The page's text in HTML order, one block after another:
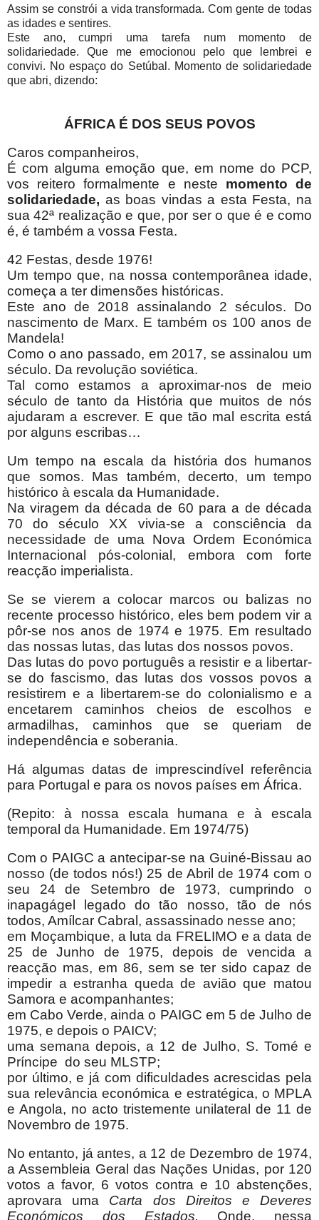
Assim se constrói a vida transformada. Com gente de todas
as idades e sentires.
Este ano, cumpri uma tarefa num momento de
solidariedade. Que me emocionou pelo que lembrei e
convivi. No espaço do Setúbal. Momento de solidariedade
que abri, dizendo:
ÁFRICA É DOS SEUS POVOS
Caros companheiros,
É com alguma emoção que, em nome do PCP,
vos reitero formalmente e neste momento de
solidariedade, as boas vindas a esta Festa, na
sua 42ª realização e que, por ser o que é e como
é, é também a vossa Festa.
42 Festas, desde 1976!
Um tempo que, na nossa contemporânea idade,
começa a ter dimensões históricas.
Este ano de 2018 assinalando 2 séculos. Do
nascimento de Marx. E também os 100 anos de
Mandela!
Como o ano passado, em 2017, se assinalou um
século. Da revolução soviética.
Tal como estamos a aproximar-nos de meio
século de tanto da História que muitos de nós
ajudaram a escrever. E que tão mal escrita está
por alguns escribas…
Um tempo na escala da história dos humanos
que somos. Mas também, decerto, um tempo
histórico à escala da Humanidade.
Na viragem da década de 60 para a de década
70 do século XX vivia-se a consciência da
necessidade de uma Nova Ordem Económica
Internacional pós-colonial, embora com forte
reacção imperialista.
Se se vierem a colocar marcos ou balizas no
recente processo histórico, eles bem podem vir a
pôr-se nos anos de 1974 e 1975. Em resultado
das nossas lutas, das lutas dos nossos povos.
Das lutas do povo português a resistir e a libertar-
se do fascismo, das lutas dos vossos povos a
resistirem e a libertarem-se do colonialismo e a
encetarem caminhos cheios de escolhos e
armadilhas, caminhos que se queriam de
independência e soberania.
Há algumas datas de imprescindível referência
para Portugal e para os novos países em África.
(Repito: à nossa escala humana e à escala
temporal da Humanidade. Em 1974/75)
Com o PAIGC a antecipar-se na Guiné-Bissau ao
nosso (de todos nós!) 25 de Abril de 1974 com o
seu 24 de Setembro de 1973, cumprindo o
inapagágel legado do tão nosso, tão de nós
todos, Amílcar Cabral, assassinado nesse ano;
em Moçambique, a luta da FRELIMO e a data de
25 de Junho de 1975, depois de vencida a
reacção mas, em 86, sem se ter sido capaz de
impedir a estranha queda de avião que matou
Samora e acompanhantes;
em Cabo Verde, ainda o PAIGC em 5 de Julho de
1975, e depois o PAICV;
uma semana depois, a 12 de Julho, S. Tomé e
Príncipe do seu MLSTP;
por último, e já com dificuldades acrescidas pela
sua relevância económica e estratégica, o MPLA
e Angola, no acto tristemente unilateral de 11 de
Novembro de 1975.
No entanto, já antes, a 12 de Dezembro de 1974,
a Assembleia Geral das Nações Unidas, por 120
votos a favor, 6 votos contra e 10 abstenções,
aprovara uma Carta dos Direitos e Deveres
Económicos dos Estados. Onde, nessa